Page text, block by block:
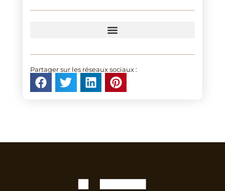
Partager sur les réseaux sociaux :